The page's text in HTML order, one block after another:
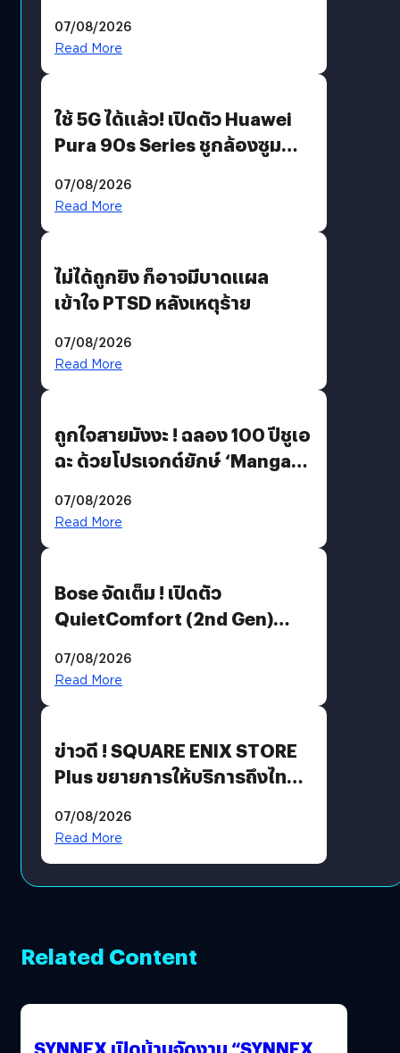
บริโภคและ B2B
07/08/2026
Read More
ใช้ 5G ได้แล้ว! เปิดตัว Huawei
Pura 90s Series ชูกล้องซูม
07/08/2026
Read More
ไม่ได้ถูกยิง ก็อาจมีบาดแผล
เข้าใจ PTSD หลังเหตุร้าย
07/08/2026
Read More
ถูกใจสายมังงะ ! ฉลอง 100 ปีชูเอ
ฉะ ด้วยโปรเจกต์ยักษ์ ‘Manga
มีภาษาไทยด้วย
07/08/2026
Read More
Bose จัดเต็ม ! เปิดตัว
QuietComfort (2nd Gen)
07/08/2026
Read More
ข่าวดี ! SQUARE ENIX STORE
Plus ขยายการให้บริการถึงไทย
โดยตรง
07/08/2026
Read More
Related Content
SYNNEX เปิดบ้านจัดงาน “SYNNEX